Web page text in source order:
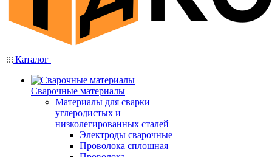
Каталог
Сварочные материалы
Материалы для сварки
углеродистых и
низколегированных сталей
Электроды сварочные
Проволока сплошная